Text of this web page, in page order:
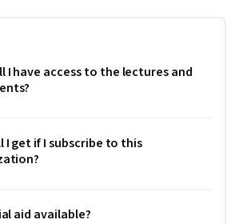
I have access to the lectures and
I get if I subscribe to this
aid available?